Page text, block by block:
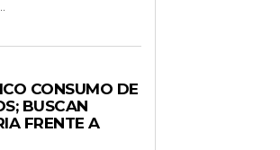
CONSUMO DE
BUSCAN
FRENTE A